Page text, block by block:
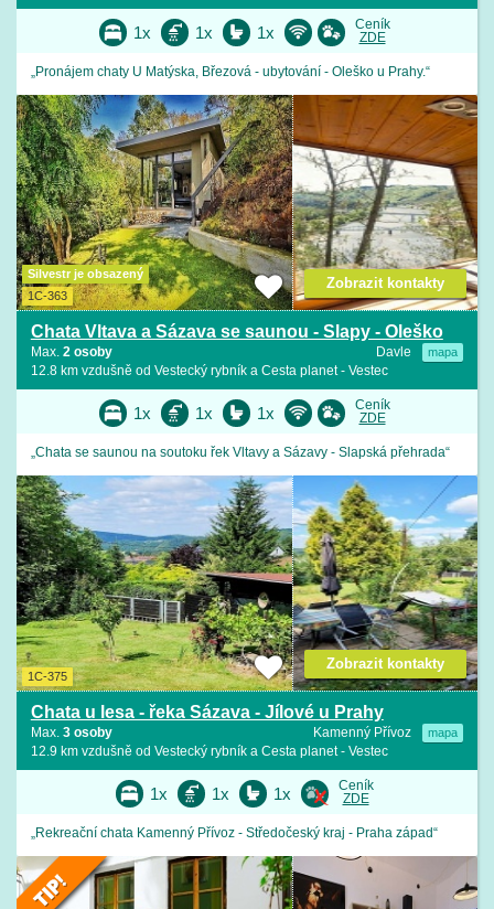
1x 1x 1x
Ceník
ZDE
„Pronájem chaty U Matýska, Březová - ubytování - Oleško u Prahy.“
Silvestr je obsazený
1C-363
Chata Vltava a Sázava se saunou - Slapy - Oleško
Davle mapa
Max. 2 osoby
12.8 km vzdušně od Vestecký rybník a Cesta planet - Vestec
Zobrazit kontakty
1x 1x 1x
Ceník
ZDE
„Chata se saunou na soutoku řek Vltavy a Sázavy - Slapská přehrada“
1C-375
Chata u lesa - řeka Sázava - Jílové u Prahy
Kamenný Přívoz mapa
Max. 3 osoby
12.9 km vzdušně od Vestecký rybník a Cesta planet - Vestec
Zobrazit kontakty
1x 1x 1x
Ceník
ZDE
„Rekreační chata Kamenný Přívoz - Středočeský kraj - Praha západ“